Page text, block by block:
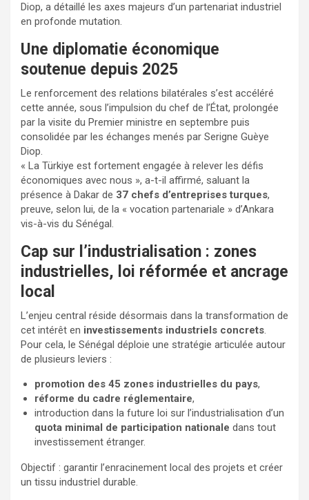
Diop, a détaillé les axes majeurs d’un partenariat industriel
en profonde mutation.
Une diplomatie économique
soutenue depuis 2025
Le renforcement des relations bilatérales s’est accéléré
cette année, sous l’impulsion du chef de l’État, prolongée
par la visite du Premier ministre en septembre puis
consolidée par les échanges menés par Serigne Guèye
Diop.
« La Türkiye est fortement engagée à relever les défis
économiques avec nous », a-t-il affirmé, saluant la
présence à Dakar de 37 chefs d’entreprises turques,
preuve, selon lui, de la « vocation partenariale » d’Ankara
vis-à-vis du Sénégal.
Cap sur l’industrialisation : zones
industrielles, loi réformée et ancrage
local
L’enjeu central réside désormais dans la transformation de
cet intérêt en investissements industriels concrets.
Pour cela, le Sénégal déploie une stratégie articulée autour
de plusieurs leviers :
promotion des 45 zones industrielles du pays,
réforme du cadre réglementaire,
introduction dans la future loi sur l’industrialisation d’un
quota minimal de participation nationale dans tout
investissement étranger.
Objectif : garantir l’enracinement local des projets et créer
un tissu industriel durable.